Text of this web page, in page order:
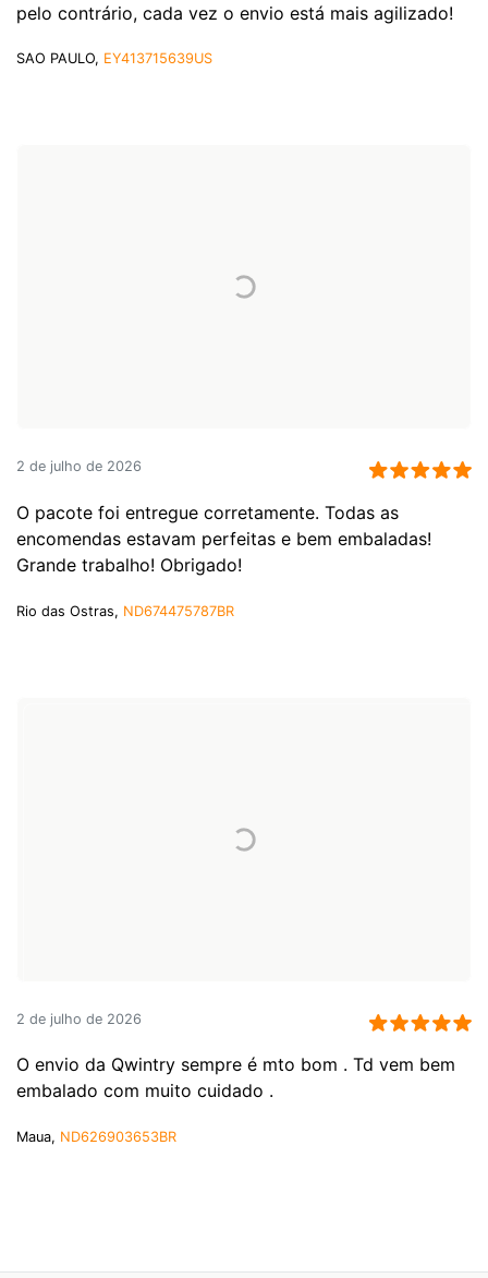
pelo contrário, cada vez o envio está mais agilizado!
SAO PAULO, EY413715639US
2 de julho de 2026
O pacote foi entregue corretamente. Todas as
encomendas estavam perfeitas e bem embaladas!
Grande trabalho! Obrigado!
Rio das Ostras, ND674475787BR
2 de julho de 2026
O envio da Qwintry sempre é mto bom . Td vem bem
embalado com muito cuidado .
Maua, ND626903653BR